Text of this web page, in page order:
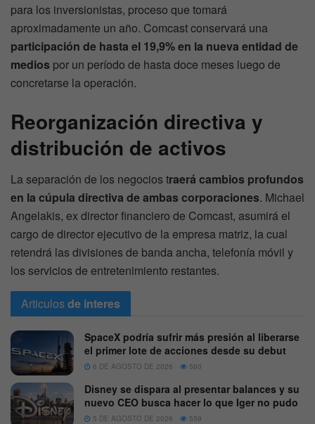
para los inversionistas, proceso que tomará
aproximadamente un año. Comcast conservará una
participación de hasta el 19,9% en la nueva entidad de
medios por un período de hasta doce meses luego de
concretarse la operación.
Reorganización directiva y
distribución de activos
La separación de los negocios traerá cambios profundos
en la cúpula directiva de ambas corporaciones. Michael
Angelakis, ex director financiero de Comcast, asumirá el
cargo de director ejecutivo de la empresa matriz, la cual
retendrá las divisiones de banda ancha, telefonía móvil y
los servicios de entretenimiento restantes.
Articulosde interes
SpaceX podría sufrir más presión al liberarse
el primer lote de acciones desde su debut
6 DE AGOSTO DE 2026 560
Disney se dispara al presentar balances y su
nuevo CEO busca hacer lo que Iger no pudo
5 DE AGOSTO DE 2026 559